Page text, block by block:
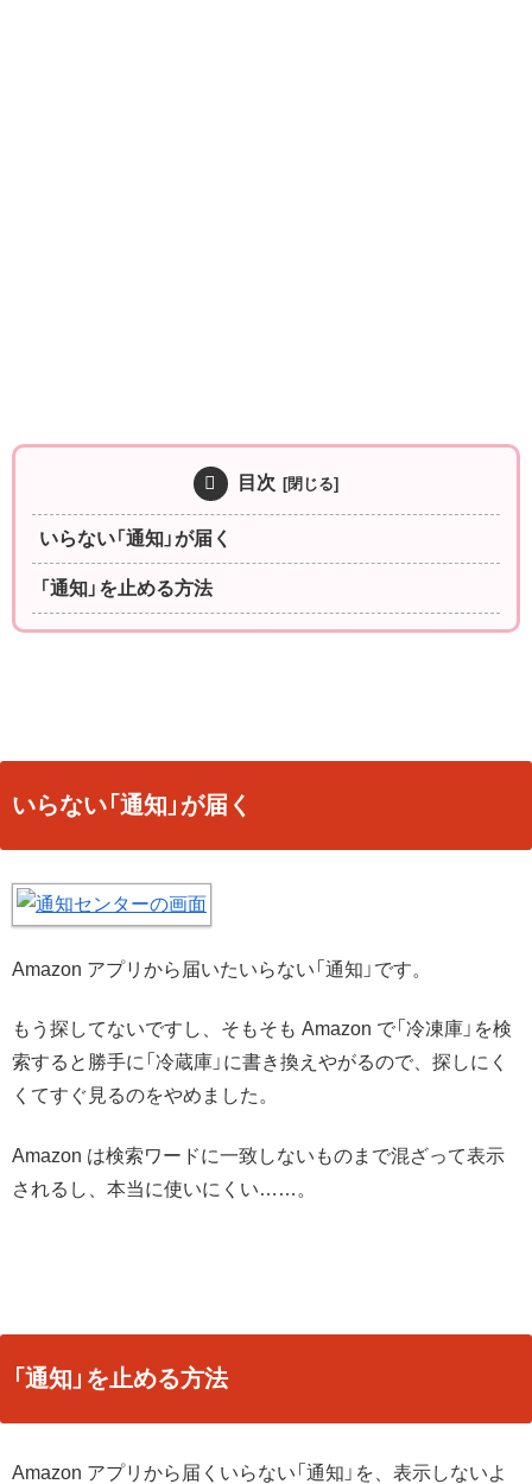
目次
いらない「通知」が届く
「通知」を止める方法
いらない「通知」が届く
Amazon アプリから届いたいらない「通知」です。
もう探してないですし、そもそも Amazon で「冷凍庫」を検
索すると勝手に「冷蔵庫」に書き換えやがるので、探しにく
くてすぐ見るのをやめました。
Amazon は検索ワードに一致しないものまで混ざって表示
されるし、本当に使いにくい……。
「通知」を止める方法
Amazon アプリから届くいらない「通知」を、表示しないよ